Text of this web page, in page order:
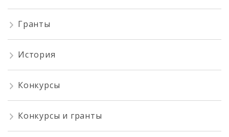
Гранты
История
Конкурсы
Конкурсы и гранты